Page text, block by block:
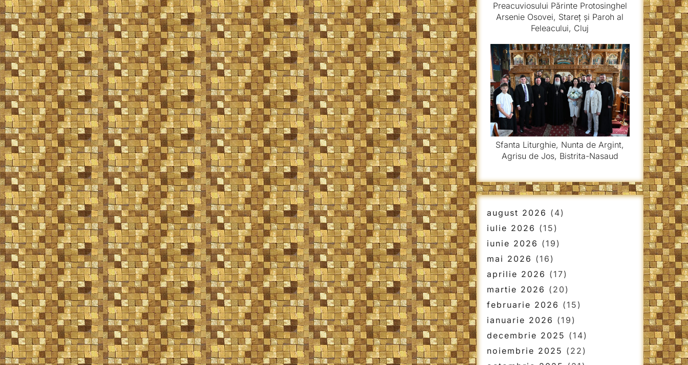
Preacuviosului Părinte Protosinghel
Arsenie Osovei, Stareț și Paroh al
Feleacului, Cluj
Sfanta Liturghie, Nunta de Argint,
Agrisu de Jos, Bistrita-Nasaud
august 2026 (4)
iulie 2026 (15)
iunie 2026 (19)
mai 2026 (16)
aprilie 2026 (17)
martie 2026 (20)
februarie 2026 (15)
ianuarie 2026 (19)
decembrie 2025 (14)
noiembrie 2025 (22)